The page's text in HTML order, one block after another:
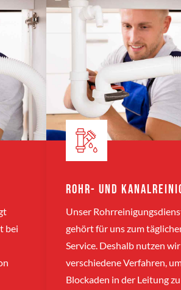
bei
Rohr- und
Unser
gehört für uns zum
Service. Deshalb nutzen
verschiedene Verfahren,
Blockaden in der Leitung